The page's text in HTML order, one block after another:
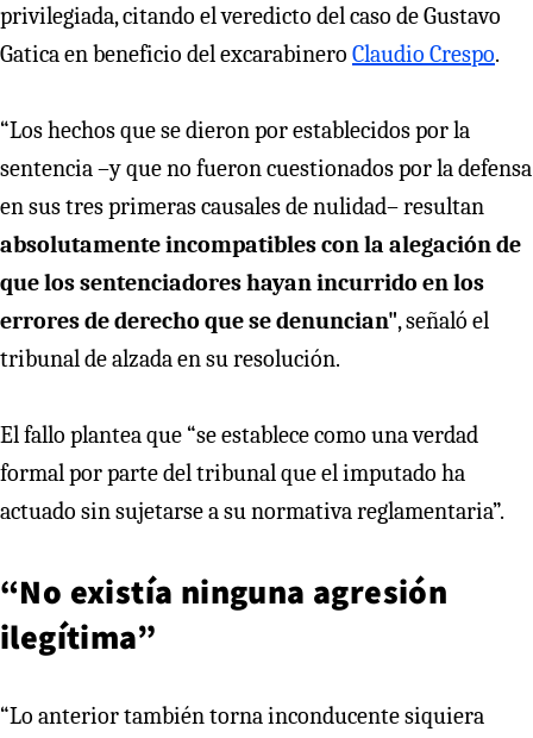
privilegiada, citando el veredicto del caso de Gustavo
Gatica en beneficio del excarabinero Claudio Crespo.
“Los hechos que se dieron por establecidos por la
sentencia –y que no fueron cuestionados por la defensa
en sus tres primeras causales de nulidad– resultan
absolutamente incompatibles con la alegación de
que los sentenciadores hayan incurrido en los
errores de derecho que se denuncian", señaló el
tribunal de alzada en su resolución.
El fallo plantea que “se establece como una verdad
formal por parte del tribunal que el imputado ha
actuado sin sujetarse a su normativa reglamentaria”.
“No existía ninguna agresión
ilegítima”
“Lo anterior también torna inconducente siquiera